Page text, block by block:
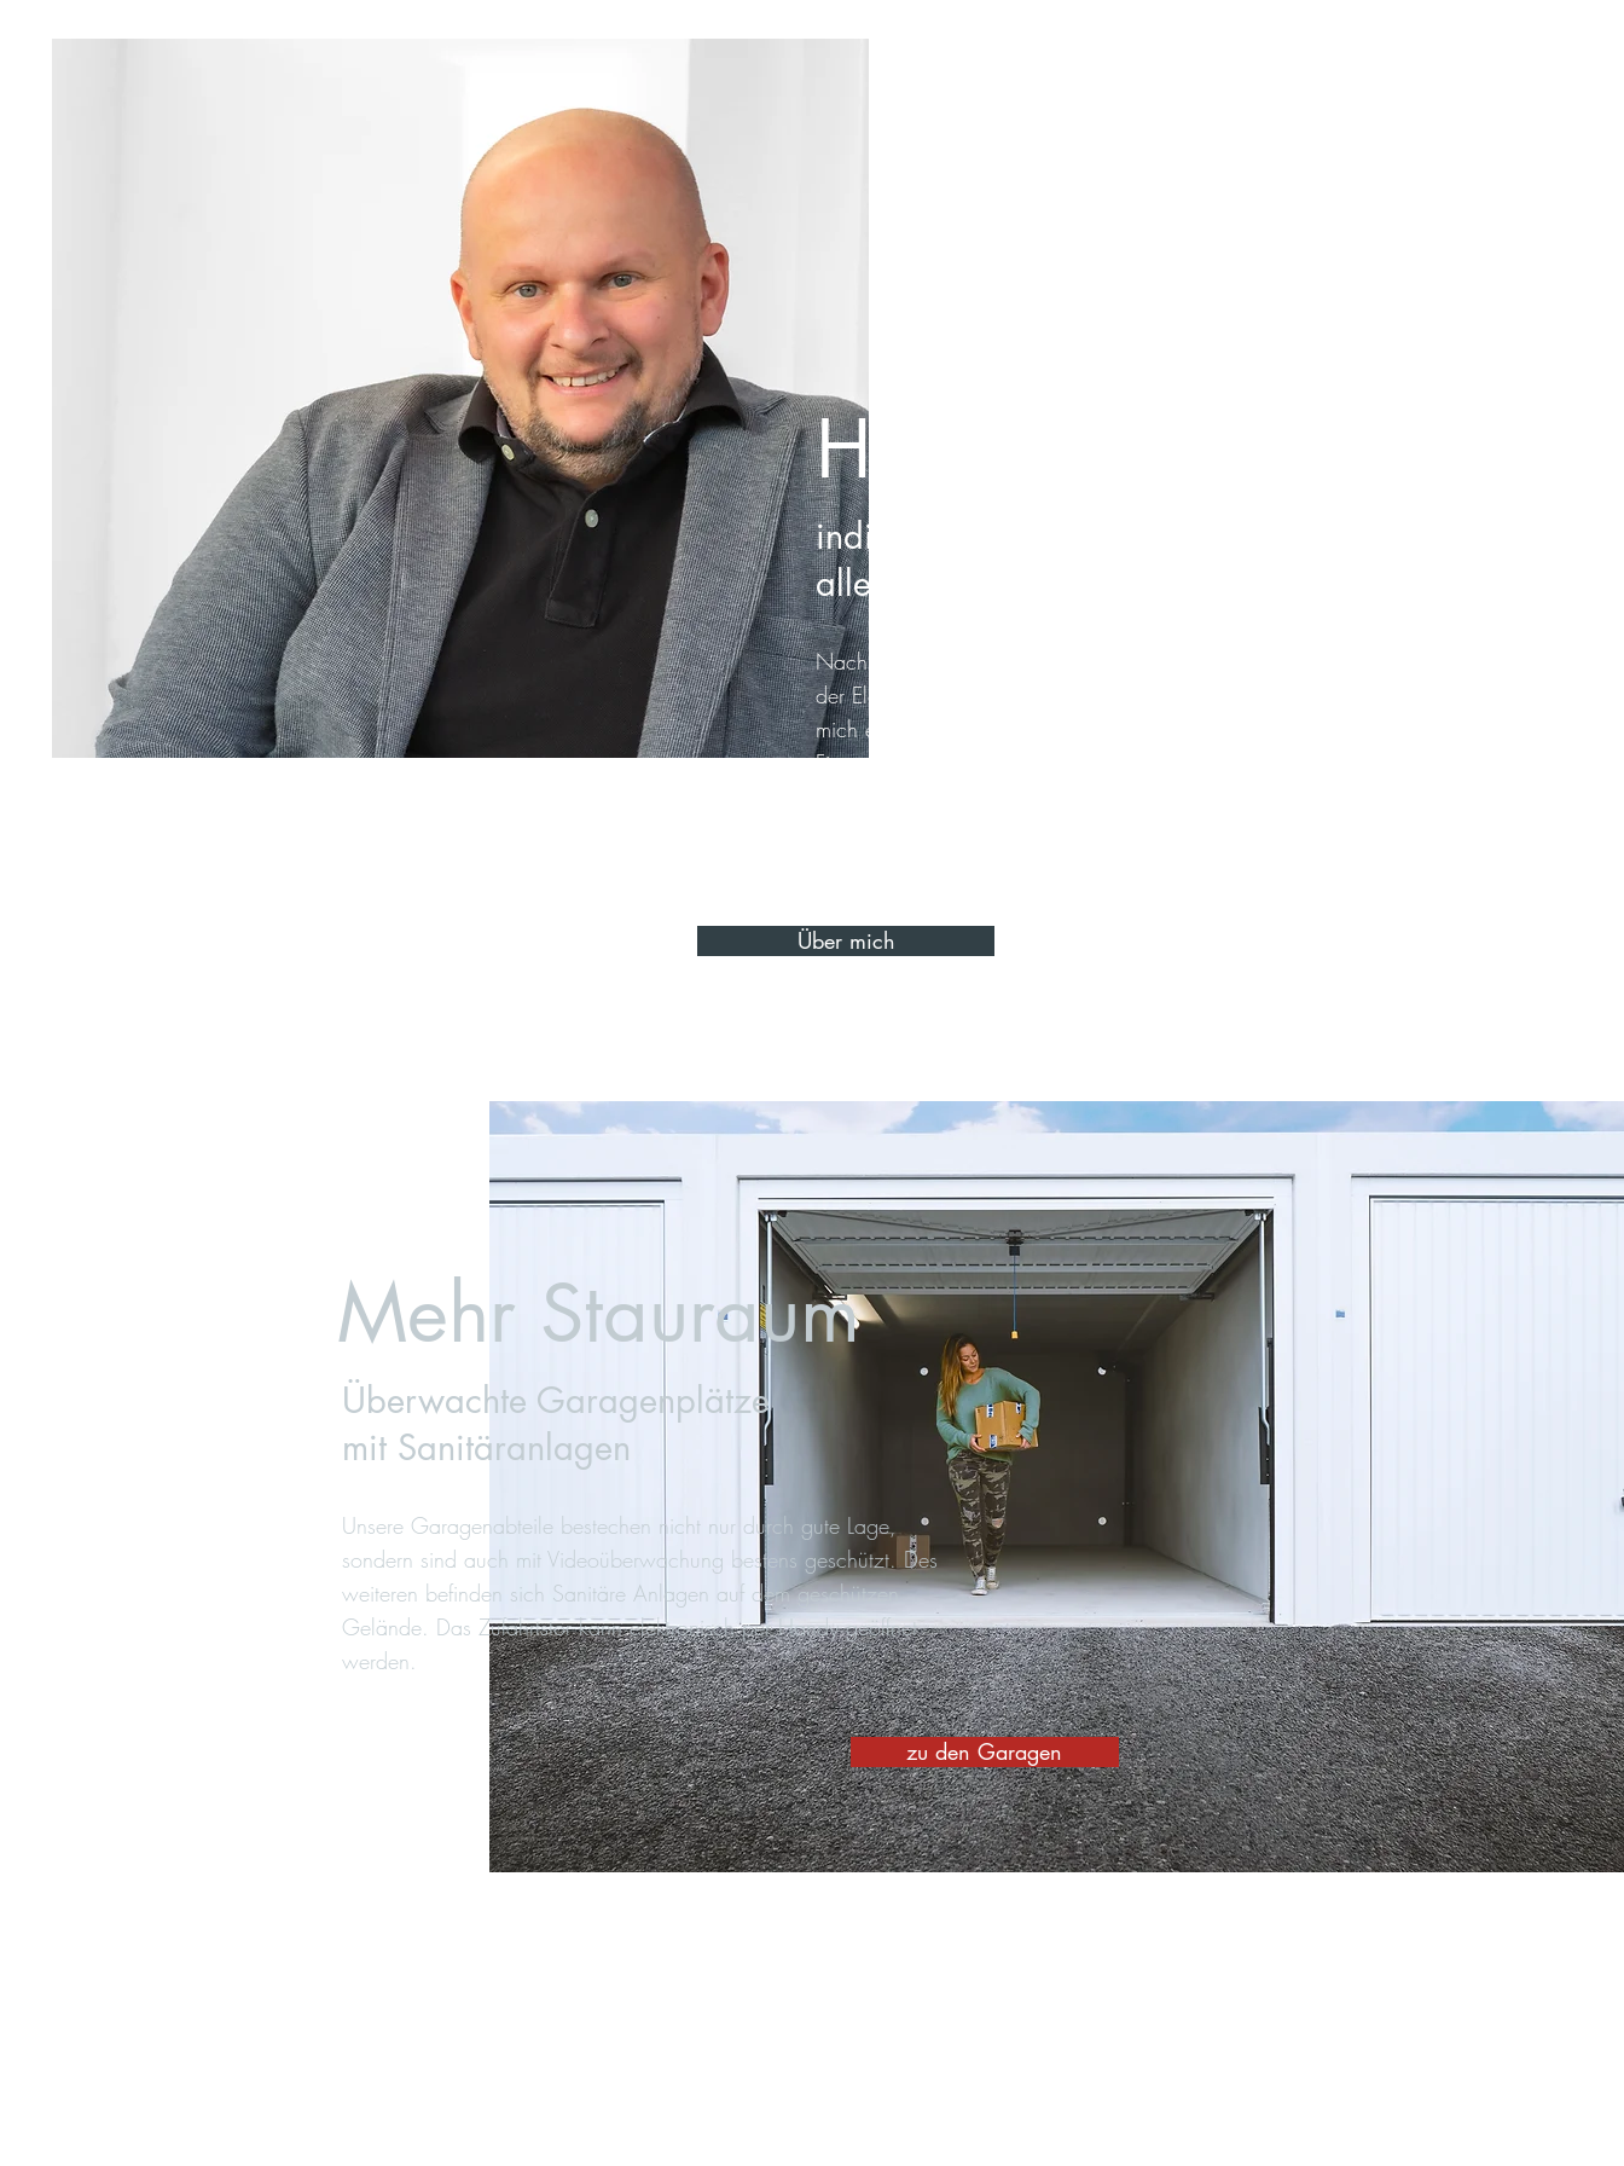
Harrer Thomas
individueller Lebensraum für
alle Lebenslagen
Nach langjähriger Tätigkeit in
der Elektrotechnikbranche als Elektro-Meister habe ich
mich entschlossen in die Immobilien und
Finanzierungsbranche zu begeben. Seit 2002 bin ich
Über mich
Mehr Stauraum
Überwachte Garagenplätze
mit Sanitäranlagen
Unsere Garagenabteile bestechen nicht nur durch gute Lage,
sondern sind auch mit Videoüberwachung bestens geschützt. Des
weiteren befinden sich Sanitäre Anlagen auf dem geschützen
Gelände. Das Zufahrtstor kann elektronisch per Handy geöffnet
werden.
zu den Garagen